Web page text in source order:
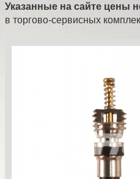
Указанные на сайте цены
в торгово-сервисных